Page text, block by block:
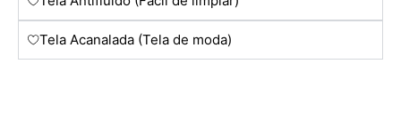
Tela Acanalada (Tela de moda)